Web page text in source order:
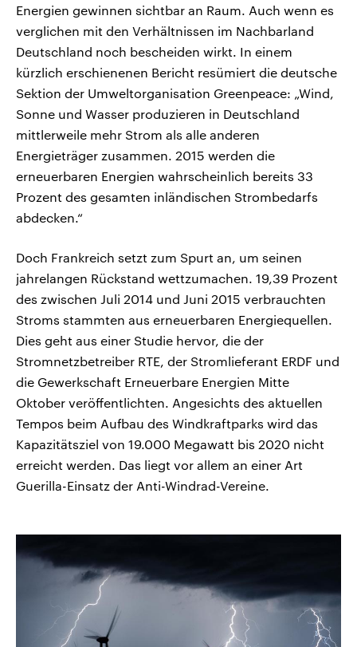
Energien gewinnen sichtbar an Raum. Auch wenn es
verglichen mit den Verhältnissen im Nachbarland
Deutschland noch bescheiden wirkt. In einem
kürzlich erschienenen Bericht resümiert die deutsche
Sektion der Umweltorganisation Greenpeace: „Wind,
Sonne und Wasser produzieren in Deutschland
mittlerweile mehr Strom als alle anderen
Energieträger zusammen. 2015 werden die
erneuerbaren Energien wahrscheinlich bereits 33
Prozent des gesamten inländischen Strombedarfs
abdecken.“
Doch Frankreich setzt zum Spurt an, um seinen
jahrelangen Rückstand wettzumachen. 19,39 Prozent
des zwischen Juli 2014 und Juni 2015 verbrauchten
Stroms stammten aus erneuerbaren Energiequellen.
Dies geht aus einer Studie hervor, die der
Stromnetzbetreiber RTE, der Stromlieferant ERDF und
die Gewerkschaft Erneuerbare Energien Mitte
Oktober veröffentlichten. Angesichts des aktuellen
Tempos beim Aufbau des Windkraftparks wird das
Kapazitätsziel von 19.000 Megawatt bis 2020 nicht
erreicht werden. Das liegt vor allem an einer Art
Guerilla-Einsatz der Anti-Windrad-Vereine.